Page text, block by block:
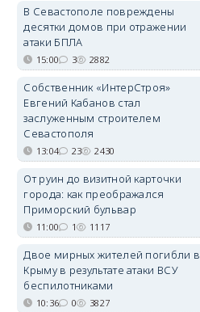
В Севастополе повреждены
десятки домов при отражении
атаки БПЛА
15:00 3 2882
Собственник «ИнтерСтроя»
Евгений Кабанов стал
заслуженным строителем
Севастополя
13:04 23 2430
От руин до визитной карточки
города: как преображался
Приморский бульвар
11:00 1 1117
Двое мирных жителей погибли в
Крыму в результате атаки ВСУ
беспилотниками
10:36 0 3827